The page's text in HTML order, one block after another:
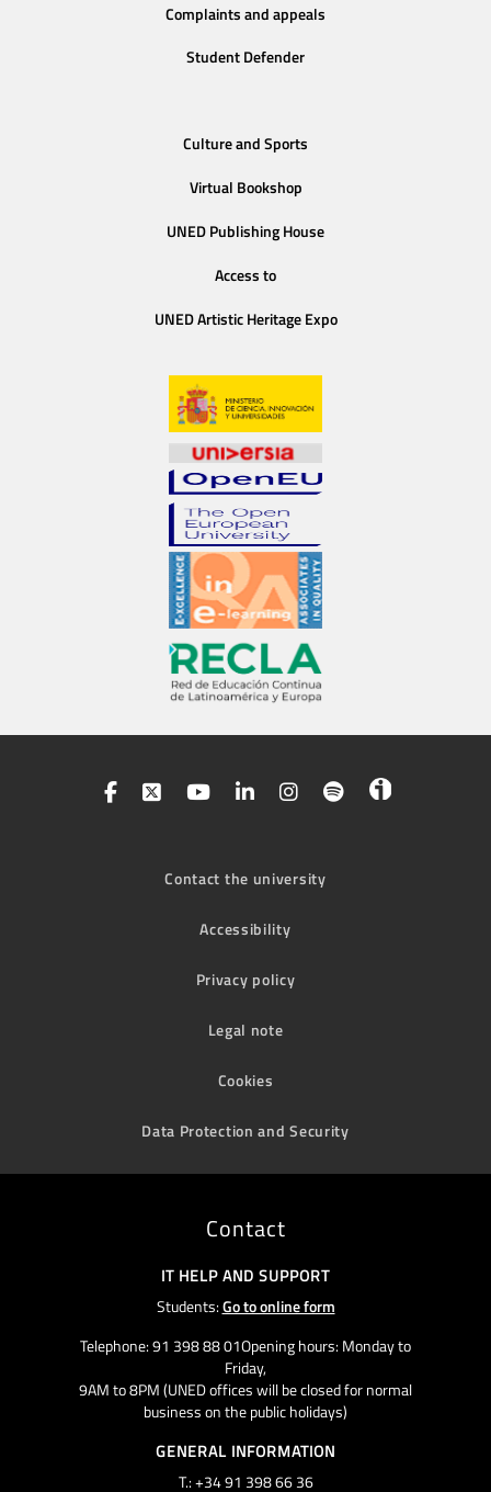
Complaints and appeals
Student Defender
Culture and Sports
Virtual Bookshop
UNED Publishing House
Access to
UNED Artistic Heritage Expo
Contact the university
Accessibility
Privacy policy
Legal note
Cookies
Data Protection and Security
Contact
IT HELP AND SUPPORT
Students:Go to online form
Telephone: 91 398 88 01Opening hours: Monday to
Friday,
9AM to 8PM (UNED offices will be closed for normal
business on the public holidays)
GENERAL INFORMATION
T.: +34 91 398 66 36